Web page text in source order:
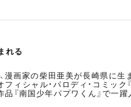
れる
漫画家の柴田亜美が長崎県に生
フィシャル・パロディ・コミッ
品『南国少年パプワくん』で一